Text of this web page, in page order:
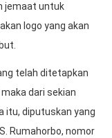
jemaat untuk
logo yang akan
telah ditetapkan
dari sekian
itu, diputuskan yang
Rumahorbo, nomor